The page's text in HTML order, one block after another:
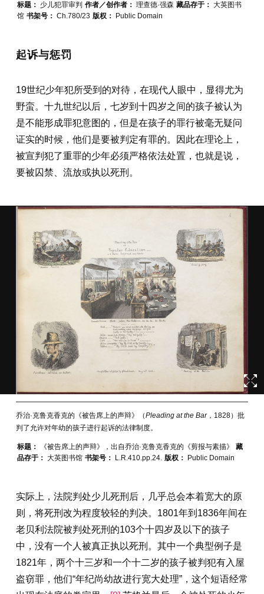
标题： 少儿犯罪审判 作者／创作者： 理查德·强森 藏品存于： 大英图书
馆 书架号： Ch.780/23 版权： Public Domain
起诉与惩罚
19世纪少年犯所受到的对待，在现代人眼中，显得尤为
野蛮。十九世纪以后，七岁到十四岁之间的孩子被认为
是不能形成罪犯意图的，但是在孩子的罪行被毫无疑问
证实的时候，他们是要被判定有罪的。因此在理论上，
被宣判犯了重罪的少年必须严格依法处置，也就是说，
要被囚禁、流放或执以死刑。
乔治·克鲁克香克的《被告席上的声辩》（Pleading at the Bar， 1828）批
判了允许对年幼的孩子进行起诉的法律制度。
标题： 《被告席上的声辩》，出自乔治·克鲁克香克的《剪报与素描》
藏
品存于： 大英图书馆 书架号： L.R.410.pp.24. 版权： Public Domain
实际上，法院判处少儿死刑后，几乎总会本着宽大的原
则，将死刑改为程度较轻的判决。1801年到1836年间在
老贝利法院被判处死刑的103个十四岁及以下的孩子
中，没有一个人被真正执以死刑。其中一个典型例子是
1821年，两个十三岁和一个十二岁的孩子被判犯有入屋
盗窃罪，他们“年纪尚幼故进行宽大处理”，这个短语经常